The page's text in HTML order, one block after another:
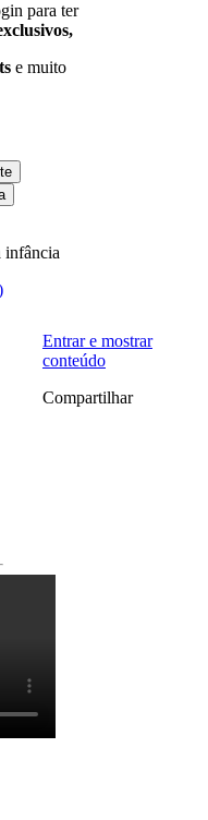
para ter
e muito
infância
Entrar e mostrar
conteúdo
Compartilhar